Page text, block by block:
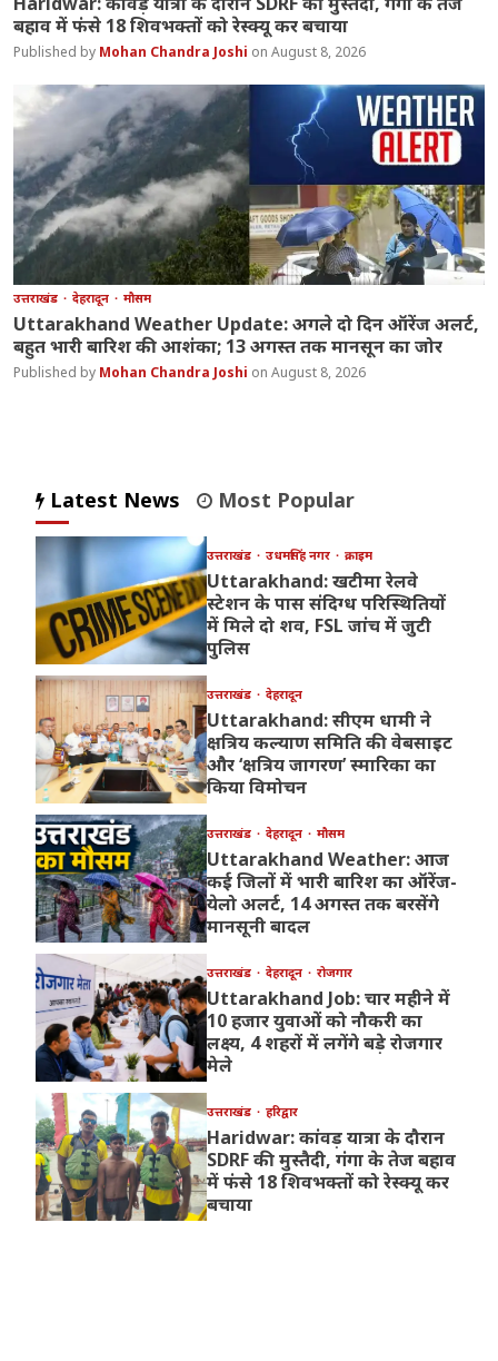
बहाव में फंसे 18 शिवभक्तों को रेस्क्यू कर बचाया
Mohan Chandra Joshi August 8, 2026
उत्तराखंड देहरादून मौसम
Uttarakhand Weather Update: अगले दो दिन ऑरेंज अलर्ट,
बहुत भारी बारिश की आशंका; 13 अगस्त तक मानसून का जोर
Mohan Chandra Joshi August 8, 2026
Latest News Most Popular
उत्तराखंड उधमसिंह नगर क्राइम
Uttarakhand: खटीमा रेलवे
स्टेशन के पास संदिग्ध परिस्थितियों
में मिले दो शव, FSL जांच में जुटी
पुलिस
उत्तराखंड देहरादून
Uttarakhand: सीएम धामी ने
क्षत्रिय कल्याण समिति की वेबसाइट
और ‘क्षत्रिय जागरण’ स्मारिका का
किया विमोचन
उत्तराखंड देहरादून मौसम
Uttarakhand Weather: आज
कई जिलों में भारी बारिश का ऑरेंज-
येलो अलर्ट, 14 अगस्त तक बरसेंगे
मानसूनी बादल
उत्तराखंड देहरादून रोजगार
Uttarakhand Job: चार महीने में
10 हजार युवाओं को नौकरी का
लक्ष्य, 4 शहरों में लगेंगे बड़े रोजगार
मेले
उत्तराखंड हरिद्वार
Haridwar: कांवड़ यात्रा के दौरान
SDRF की मुस्तैदी, गंगा के तेज बहाव
में फंसे 18 शिवभक्तों को रेस्क्यू कर
बचाया